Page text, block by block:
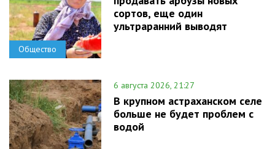
Общество
сортов, еще один
ультраранний выводят
6 августа 2026, 21:27
В крупном астраханском селе
больше не будет проблем с
водой